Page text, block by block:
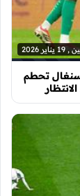
2026
تحطم